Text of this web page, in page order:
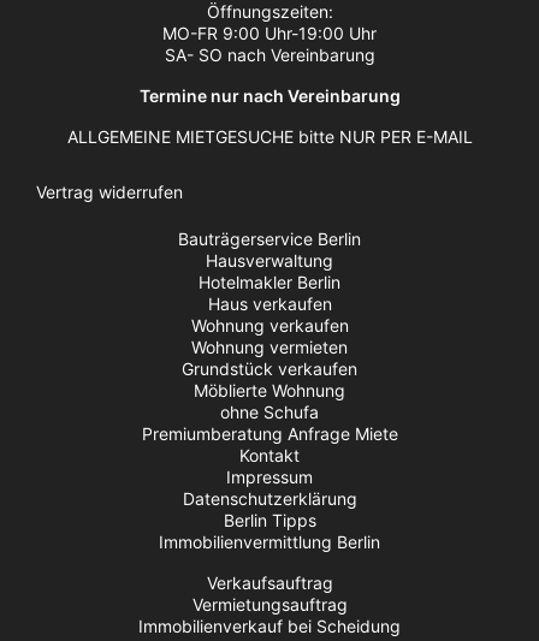
Öffnungszeiten:
MO-FR 9:00 Uhr-19:00 Uhr
SA- SO nach Vereinbarung
Termine nur nach Vereinbarung
ALLGEMEINE MIETGESUCHE bitte NUR PER E-MAIL
Vertrag widerrufen
Bauträgerservice Berlin
Hausverwaltung
Hotelmakler Berlin
Haus verkaufen
Wohnung verkaufen
Wohnung vermieten
Grundstück verkaufen
Möblierte Wohnung
ohne Schufa
Premiumberatung Anfrage Miete
Kontakt
Impressum
Datenschutzerklärung
Berlin Tipps
Immobilienvermittlung Berlin
Verkaufsauftrag
Vermietungsauftrag
Immobilienverkauf bei Scheidung